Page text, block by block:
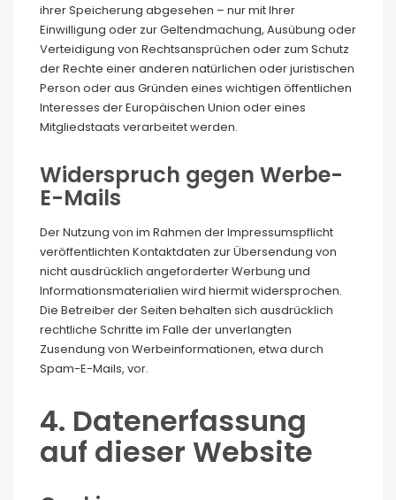
ihrer Speicherung abgesehen – nur mit Ihrer
Einwilligung oder zur Geltendmachung, Ausübung oder
Verteidigung von Rechtsansprüchen oder zum Schutz
der Rechte einer anderen natürlichen oder juristischen
Person oder aus Gründen eines wichtigen öffentlichen
Interesses der Europäischen Union oder eines
Mitgliedstaats verarbeitet werden.
Widerspruch gegen Werbe-
E-Mails
Der Nutzung von im Rahmen der Impressumspflicht
veröffentlichten Kontaktdaten zur Übersendung von
nicht ausdrücklich angeforderter Werbung und
Informationsmaterialien wird hiermit widersprochen.
Die Betreiber der Seiten behalten sich ausdrücklich
rechtliche Schritte im Falle der unverlangten
Zusendung von Werbeinformationen, etwa durch
Spam-E-Mails, vor.
4. Datenerfassung
auf dieser Website